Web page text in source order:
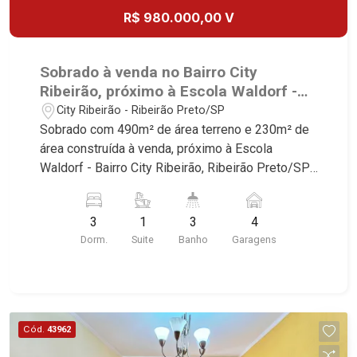
R$ 980.000,00 V
Sobrado à venda no Bairro City
Ribeirão, próximo à Escola Waldorf -
Ribeirão Preto/SP.
City Ribeirão - Ribeirão Preto/SP
Sobrado com 490m² de área terreno e 230m² de
área construída à venda, próximo à Escola
Waldorf - Bairro City Ribeirão, Ribeirão Preto/SP.
Martinelli Imobiliária selecionou para você: -
490m² de área terreno e 230m² de área
construída - 3 dormitórios com armários, sendo 1
com churrasqueira - Piscina - Quintal - Corredor
lateral - Jardim - Iluminação - 4 vagas Martinelli
3
Dorm.
1
Suite
3
Banho
4
Garagens
Cód. 43962